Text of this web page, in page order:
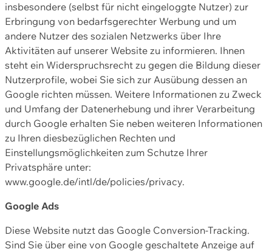
insbesondere (selbst für nicht eingeloggte Nutzer) zur
Erbringung von bedarfsgerechter Werbung und um
andere Nutzer des sozialen Netzwerks über Ihre
Aktivitäten auf unserer Website zu informieren. Ihnen
steht ein Widerspruchsrecht zu gegen die Bildung dieser
Nutzerprofile, wobei Sie sich zur Ausübung dessen an
Google richten müssen. Weitere Informationen zu Zweck
und Umfang der Datenerhebung und ihrer Verarbeitung
durch Google erhalten Sie neben weiteren Informationen
zu Ihren diesbezüglichen Rechten und
Einstellungsmöglichkeiten zum Schutze Ihrer
Privatsphäre unter:
www.google.de/intl/de/policies/privacy.
Google Ads
Diese Website nutzt das Google Conversion-Tracking.
Sind Sie über eine von Google geschaltete Anzeige auf